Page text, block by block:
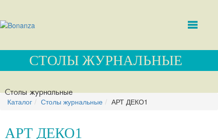
СТОЛЫ ЖУРНАЛЬНЫЕ
Столы журнальные
Каталог Столы журнальные АРТ ДЕКО1
АРТ ДЕКО1